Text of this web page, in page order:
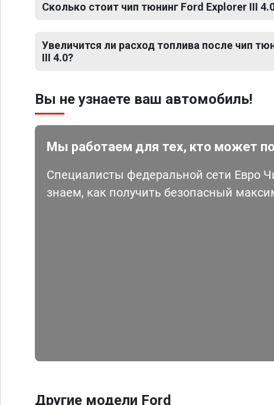
Сколько стоит чип тюнинг Ford Explorer III
Увеличится ли расход топлива после чип
III 4.0?
Вы не узнаете ваш автомобиль!
Мы работаем для тех, кто может
Специалисты федеральной сети Евро
знаем, как получить безопасный
Другие модели Ford